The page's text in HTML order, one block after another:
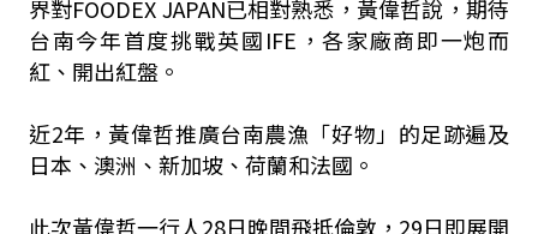
界對FOODEX JAPAN已相對熟悉，黃偉哲說，期待
台南今年首度挑戰英國IFE，各家廠商即一炮而
紅、開出紅盤。
近2年，黃偉哲推廣台南農漁「好物」的足跡遍及
日本、澳洲、新加坡、荷蘭和法國。
此次黃偉哲一行人28日晚間飛抵倫敦，29日即展開